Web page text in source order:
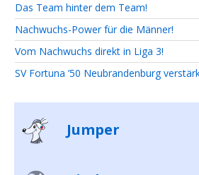
Das Team hinter dem Team!
Nachwuchs-Power für die Männer!
Vom Nachwuchs direkt in Liga 3!
SV Fortuna ’50 Neubrandenburg
Jumper